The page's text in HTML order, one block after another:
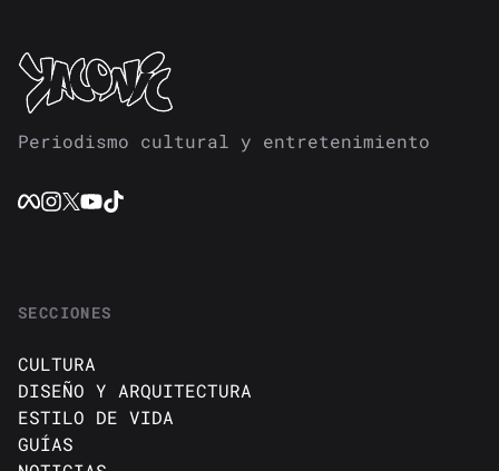
Periodismo cultural y entretenimiento
SECCIONES
CULTURA
DISEÑO Y ARQUITECTURA
ESTILO DE VIDA
GUÍAS